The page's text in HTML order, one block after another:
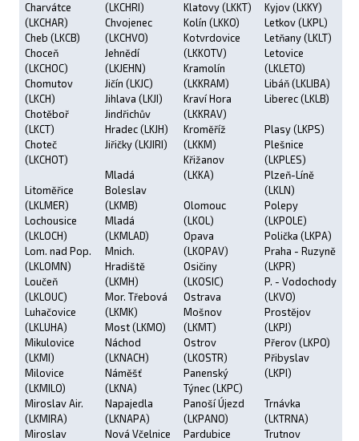
Charvátce
(LKCHAR)
Cheb (LKCB)
Choceň
(LKCHOC)
Chomutov
(LKCH)
Chotěboř
(LKCT)
Choteč
(LKCHOT)
Litoměřice
(LKLMER)
Lochousice
(LKLOCH)
Lom. nad Pop.
(LKLOMN)
Loučeň
(LKLOUC)
Luhačovice
(LKLUHA)
Mikulovice
(LKMI)
Milovice
(LKMILO)
Miroslav Air.
(LKMIRA)
Miroslav
(LKCHRI)
Chvojenec
(LKCHVO)
Jehnědí
(LKJEHN)
Jičín (LKJC)
Jihlava (LKJI)
Jindřichův
Hradec (LKJH)
Jiřičky (LKJIRI)
Mladá
Boleslav
(LKMB)
Mladá
(LKMLAD)
Mnich.
Hradiště
(LKMH)
Mor. Třebová
(LKMK)
Most (LKMO)
Náchod
(LKNACH)
Náměšť
(LKNA)
Napajedla
(LKNAPA)
Nová Včelnice
Klatovy (LKKT)
Kolín (LKKO)
Kotvrdovice
(LKKOTV)
Kramolín
(LKKRAM)
Kraví Hora
(LKKRAV)
Kroměříž
(LKKM)
Křižanov
(LKKA)
Olomouc
(LKOL)
Opava
(LKOPAV)
Osičiny
(LKOSIC)
Ostrava
Mošnov
(LKMT)
Ostrov
(LKOSTR)
Panenský
Týnec (LKPC)
Panoší Újezd
(LKPANO)
Pardubice
Kyjov (LKKY)
Letkov (LKPL)
Letňany (LKLT)
Letovice
(LKLETO)
Libáň (LKLIBA)
Liberec (LKLB)
Plasy (LKPS)
Plešnice
(LKPLES)
Plzeň-Líně
(LKLN)
Polepy
(LKPOLE)
Polička (LKPA)
Praha - Ruzyně
(LKPR)
P. - Vodochody
(LKVO)
Prostějov
(LKPJ)
Přerov (LKPO)
Přibyslav
(LKPI)
Trnávka
(LKTRNA)
Trutnov